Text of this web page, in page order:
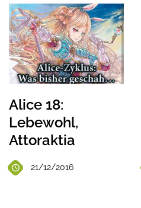
Alice 18:
Lebewohl,
Attoraktia
21/12/2016